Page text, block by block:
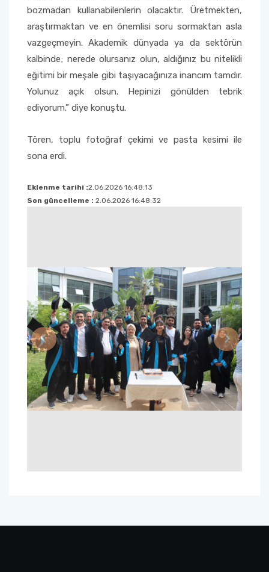
bozmadan kullanabilenlerin olacaktır. Üretmekten,
araştırmaktan ve en önemlisi soru sormaktan asla
vazgeçmeyin. Akademik dünyada ya da sektörün
kalbinde; nerede olursanız olun, aldığınız bu nitelikli
eğitimi bir meşale gibi taşıyacağınıza inancım tamdır.
Yolunuz açık olsun. Hepinizi gönülden tebrik
ediyorum.” diye konuştu.
Tören, toplu fotoğraf çekimi ve pasta kesimi ile
sona erdi.
Eklenme tarihi :2.06.2026 16:48:13
Son güncelleme : 2.06.2026 16:48:32
Previous Next